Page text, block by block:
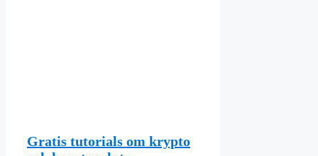
Gratis tutorials om krypto